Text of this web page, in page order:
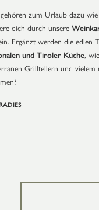
zum Urlaub dazu
dich durch unsere
Ergänzt werden die edlen
und Tiroler Küche,
Grilltellern und